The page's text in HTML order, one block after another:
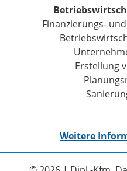
Finanzierungs-
Erstellung
Weitere